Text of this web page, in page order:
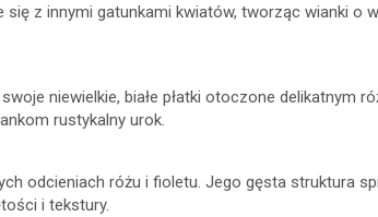
z innymi gatunkami kwiatów, tworząc wianki o
niewielkie, białe płatki otoczone delikatnym
rustykalny urok.
odcieniach różu i fioletu. Jego gęsta struktura
i tekstury.